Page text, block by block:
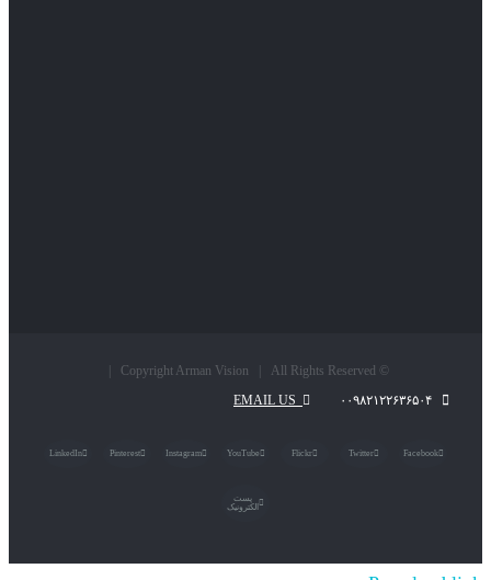
© Copyright Arman Vision | All Rights Reserved |
Facebook
Twitter
Flickr
YouTube
Instagram
Pinterest
LinkedIn
پست
الکترونیک